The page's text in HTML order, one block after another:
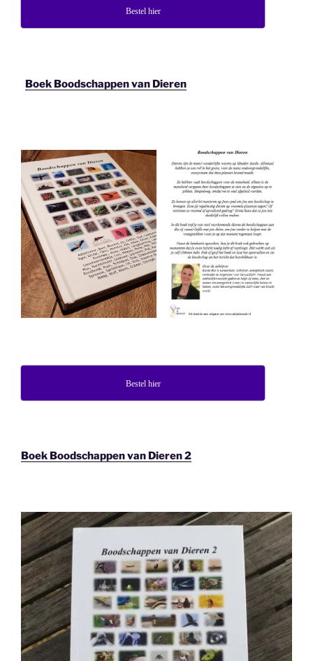
Bestel hier
Boek Boodschappen van Dieren
Bestel hier
Boek Boodschappen van Dieren 2